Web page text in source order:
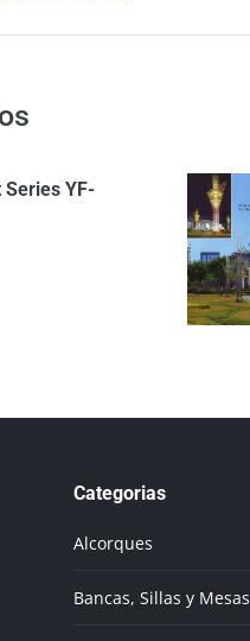
YF-
Categorias
Alcorques
Bancas, Sillas y Mesas